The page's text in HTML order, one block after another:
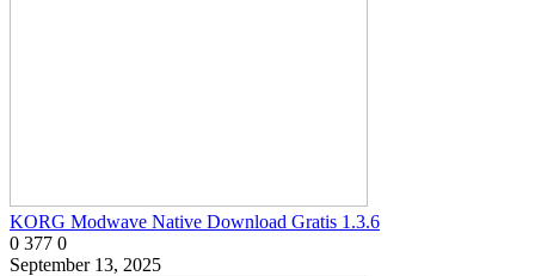
KORG Modwave Native Download Gratis 1.3.6
0 377 0
September 13, 2025